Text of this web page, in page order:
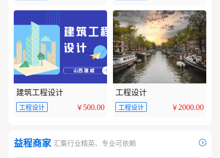
建筑工程设计
工程设计 ￥ 500.00
工程设计
工程设计 ￥ 2000.00
益程商家 汇集行业精英、专业可依赖